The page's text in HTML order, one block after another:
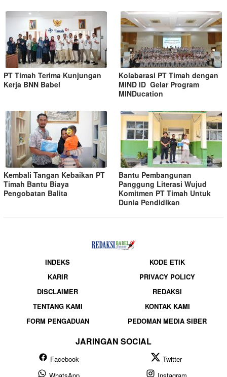
PT Timah Terima Kunjungan
Kerja BNN Babel
Kolabarasi PT Timah dengan
MIND ID Gelar Program
MINDucation
Kembali Tangan Kebaikan PT
Timah Bantu Biaya
Pengobatan Balita
Bantu Pembangunan
Panggung Literasi Wujud
Komitmen PT Timah Untuk
Dunia Pendidikan
INDEKS
KODE ETIK
KARIR
PRIVACY POLICY
DISCLAIMER
REDAKSI
TENTANG KAMI
KONTAK KAMI
FORM PENGADUAN
PEDOMAN MEDIA SIBER
JARINGAN SOCIAL
Facebook
Twitter
WhatsApp
Instagram